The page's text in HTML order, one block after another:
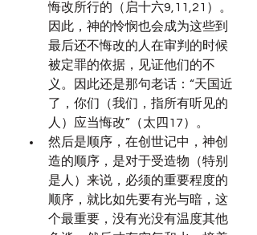
悔改所行的（启十六9,11,21）。
因此，神的怜悯也会成为这些到
最后还不悔改的人在审判的时候
被定罪的依据，见证他们的不
义。因此还是那句老话：“天国近
了，你们（我们，指所有听见的
人）应当悔改”（太四17）。
然后是顺序，在创世记中，神创
造的顺序，是对于受造物（特别
是人）来说，必须的重要程度的
顺序，就比如先要有光与暗，这
个最重要，没有光没有温度其他